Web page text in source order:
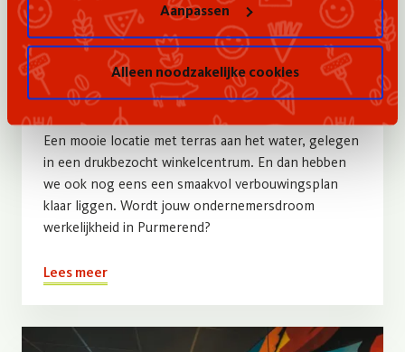
Aanpassen
Alleen noodzakelijke cookies
Ter overname
Kwalitaria in Purmerend
Een mooie locatie met terras aan het water, gelegen
in een drukbezocht winkelcentrum. En dan hebben
we ook nog eens een smaakvol verbouwingsplan
klaar liggen. Wordt jouw ondernemersdroom
werkelijkheid in Purmerend?
Lees meer